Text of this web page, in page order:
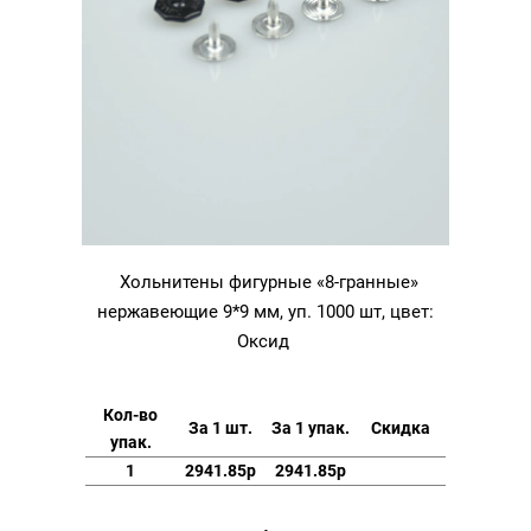
Хольнитены фигурные «8-гранные»
нержавеющие 9*9 мм, уп. 1000 шт, цвет:
Оксид
Кол-во
упак.
За 1 шт. За 1 упак. Скидка
1 2941.85р 2941.85р